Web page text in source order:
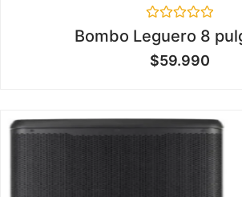
en
0
de
Bombo Leguero 8
$59.990